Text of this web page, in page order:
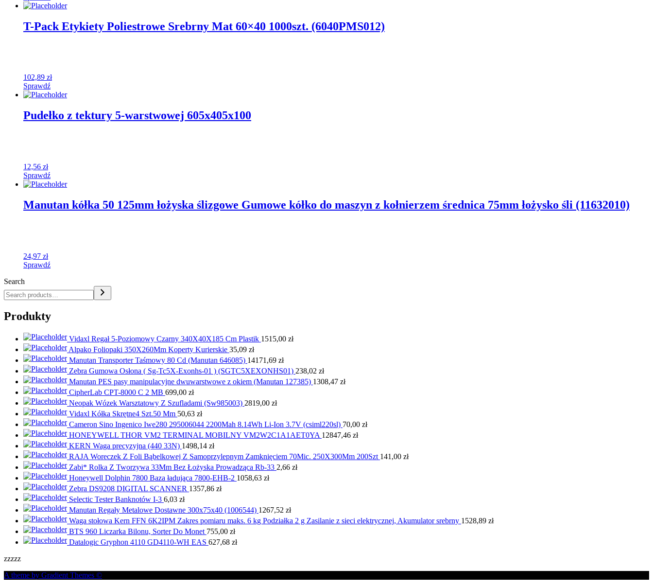
T-Pack Etykiety Poliestrowe Srebrny Mat 60×40 1000szt. (6040PMS012)
102,89 zł
Sprawdź
Pudełko z tektury 5-warstwowej 605x405x100
12,56 zł
Sprawdź
Manutan kółka 50 125mm łożyska ślizgowe Gumowe kółko do maszyn z kołnierzem średnica 75mm łożysko śli (11632010)
24,97 zł
Sprawdź
Search
Produkty
Vidaxl Regał 5-Poziomowy Czarny 340X40X185 Cm Plastik 1515,00 zł
Alpako Foliopaki 350X260Mm Koperty Kurierskie 35,09 zł
Manutan Transporter Taśmowy 80 Cd (Manutan 646085) 14171,69 zł
Zebra Gumowa Osłona ( Sg-Tc5X-Exonhs-01 ) (SGTC5XEXONHS01) 238,02 zł
Manutan PES pasy manipulacyjne dwuwarstwowe z okiem (Manutan 127385) 1308,47 zł
CipherLab CPT-8000 C 2 MB 699,00 zł
Neopak Wózek Warsztatowy Z Szufladami (Sw985003) 2819,00 zł
Vidaxl Kółka Skrętne4 Szt.50 Mm 50,63 zł
Cameron Sino Ingenico Iwe280 295006044 2200Mah 8.14Wh Li-Ion 3.7V (csiml220sl) 70,00 zł
HONEYWELL THOR VM2 TERMINAL MOBILNY VM2W2C1A1AET0YA 12847,46 zł
KERN Waga precyzyjna (440 33N) 1498,14 zł
RAJA Woreczek Z Foli Bąbelkowej Z Samoprzylepnym Zamknięciem 70Mic. 250X300Mm 200Szt 141,00 zł
Zabi* Rolka Z Tworzywa 33Mm Bez Łożyska Prowadząca Rb-33 2,66 zł
Honeywell Dolphin 7800 Baza ładująca 7800-EHB-2 1058,63 zł
Zebra DS9208 DIGITAL SCANNER 1357,86 zł
Selectic Tester Banknotów I-3 6,03 zł
Manutan Regały Metalowe Dostawne 300x75x40 (1006544) 1267,52 zł
Waga stołowa Kern FFN 6K2IPM Zakres pomiaru maks. 6 kg Podziałka 2 g Zasilanie z sieci elektrycznej, Akumulator srebrny 1528,89 zł
BTS 960 Liczarka Bilonu, Sorter Do Monet 755,00 zł
Datalogic Gryphon 4110 GD4110-WH EAS 627,68 zł
zzzzz
A theme by Gradient Themes ©